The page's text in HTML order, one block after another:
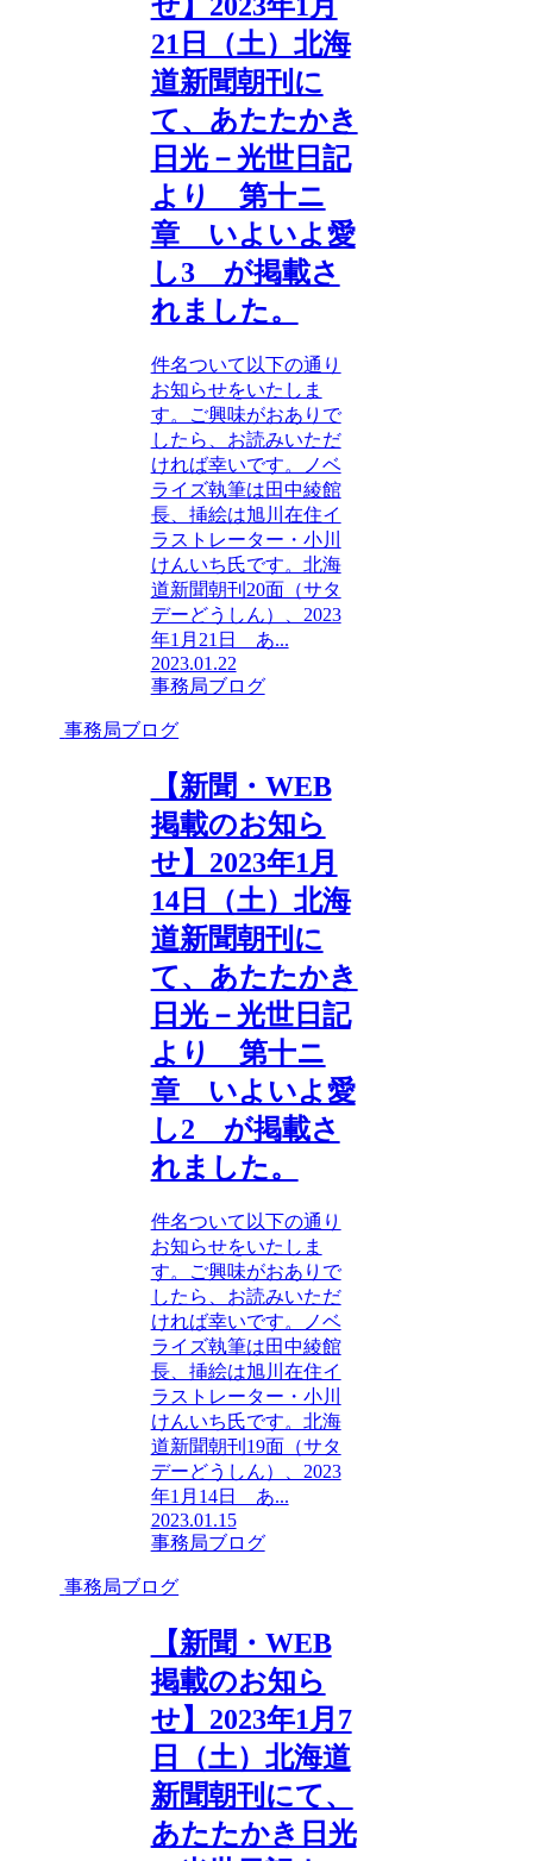
せ】2023年1月
21日（土）北海
道新聞朝刊に
て、あたたかき
日光－光世日記
より 第十ニ
章 いよいよ愛
し3 が掲載さ
れました。
件名ついて以下の通り
お知らせをいたしま
す。ご興味がおありで
したら、お読みいただ
ければ幸いです。ノベ
ライズ執筆は田中綾館
長、挿絵は旭川在住イ
ラストレーター・小川
けんいち氏です。北海
道新聞朝刊20面（サタ
デーどうしん）、2023
年1月21日 あ...
2023.01.22
事務局ブログ
事務局ブログ
【新聞・WEB
掲載のお知ら
せ】2023年1月
14日（土）北海
道新聞朝刊に
て、あたたかき
日光－光世日記
より 第十ニ
章 いよいよ愛
し2 が掲載さ
れました。
件名ついて以下の通り
お知らせをいたしま
す。ご興味がおありで
したら、お読みいただ
ければ幸いです。ノベ
ライズ執筆は田中綾館
長、挿絵は旭川在住イ
ラストレーター・小川
けんいち氏です。北海
道新聞朝刊19面（サタ
デーどうしん）、2023
年1月14日 あ...
2023.01.15
事務局ブログ
事務局ブログ
【新聞・WEB
掲載のお知ら
せ】2023年1月7
日（土）北海道
新聞朝刊にて、
あたたかき日光